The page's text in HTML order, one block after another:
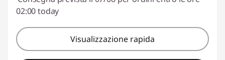
02:00 today
Visualizzazione rapida